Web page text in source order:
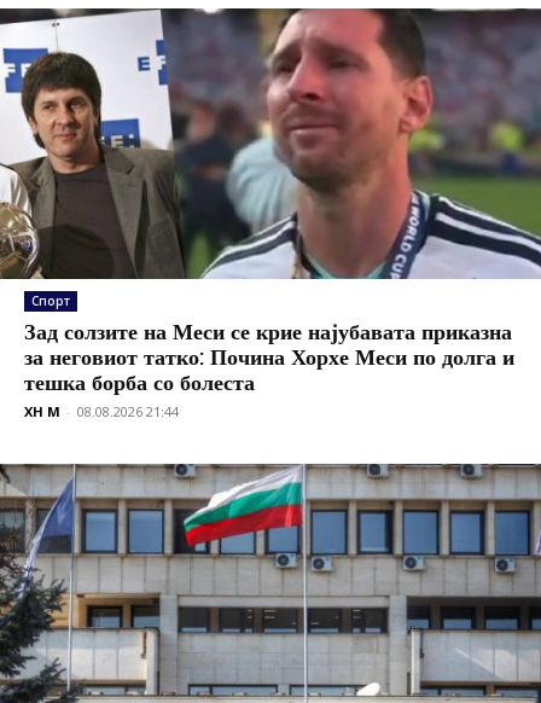
Спорт
Зад солзите на Меси се крие најубавата приказна
за неговиот татко: Почина Хорхе Меси по долга и
тешка борба со болеста
XH M - 08.08.2026 21:44